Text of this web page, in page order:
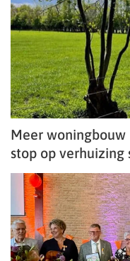
Meer woningbouw
stop op verhuizing